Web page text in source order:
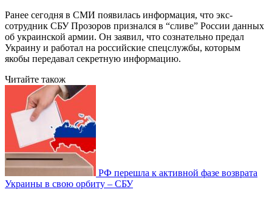
Ранее сегодня в СМИ появилась информация, что экс-
сотрудник СБУ Прозоров признался в “сливе” России данных
об украинской армии. Он заявил, что сознательно предал
Украину и работал на российские спецслужбы, которым
якобы передавал секретную информацию.
Читайте також
РФ перешла к активной фазе возврата
Украины в свою орбиту – СБУ